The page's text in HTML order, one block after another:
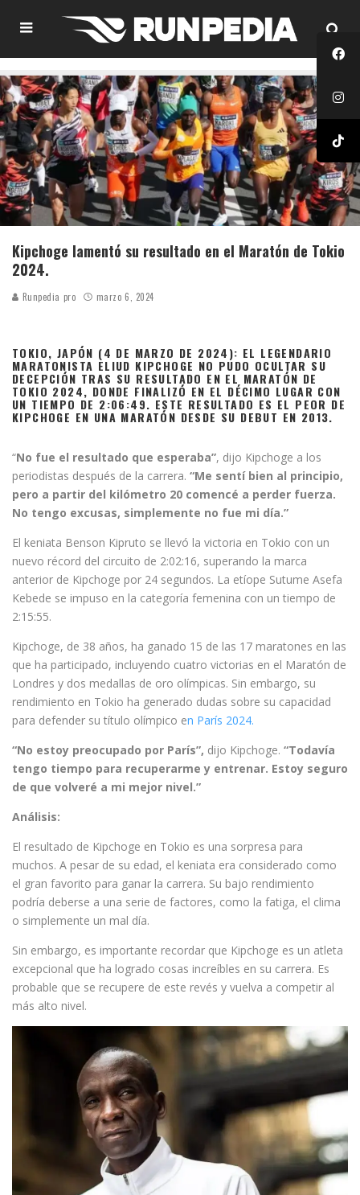
Kipchoge lamentó su resultado en el Maratón de Tokio
2024.
Runpedia pro marzo 6, 2024
TOKIO, JAPÓN (4 DE MARZO DE 2024): EL LEGENDARIO
MARATONISTA ELIUD KIPCHOGE NO PUDO OCULTAR SU
DECEPCIÓN TRAS SU RESULTADO EN EL MARATÓN DE
TOKIO 2024, DONDE FINALIZÓ EN EL DÉCIMO LUGAR CON
UN TIEMPO DE 2:06:49. ESTE RESULTADO ES EL PEOR DE
KIPCHOGE EN UNA MARATÓN DESDE SU DEBUT EN 2013.
“No fue el resultado que esperaba”, dijo Kipchoge a los
periodistas después de la carrera. “Me sentí bien al principio,
pero a partir del kilómetro 20 comencé a perder fuerza.
No tengo excusas, simplemente no fue mi día.”
El keniata Benson Kipruto se llevó la victoria en Tokio con un
nuevo récord del circuito de 2:02:16, superando la marca
anterior de Kipchoge por 24 segundos. La etíope Sutume Asefa
Kebede se impuso en la categoría femenina con un tiempo de
2:15:55.
Kipchoge, de 38 años, ha ganado 15 de las 17 maratones en las
que ha participado, incluyendo cuatro victorias en el Maratón de
Londres y dos medallas de oro olímpicas. Sin embargo, su
rendimiento en Tokio ha generado dudas sobre su capacidad
para defender su título olímpico en París 2024.
“No estoy preocupado por París”, dijo Kipchoge. “Todavía
tengo tiempo para recuperarme y entrenar. Estoy seguro
de que volveré a mi mejor nivel.”
Análisis:
El resultado de Kipchoge en Tokio es una sorpresa para
muchos. A pesar de su edad, el keniata era considerado como
el gran favorito para ganar la carrera. Su bajo rendimiento
podría deberse a una serie de factores, como la fatiga, el clima
o simplemente un mal día.
Sin embargo, es importante recordar que Kipchoge es un atleta
excepcional que ha logrado cosas increíbles en su carrera. Es
probable que se recupere de este revés y vuelva a competir al
más alto nivel.